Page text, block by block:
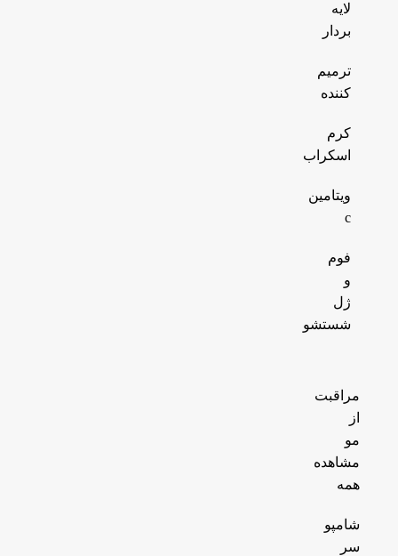
لایه
بردار
ترمیم
کننده
کرم
اسکراب
ویتامین
c
فوم
و
ژل
شستشو
مراقبت
از
مو
مشاهده
همه
شامپو
سر